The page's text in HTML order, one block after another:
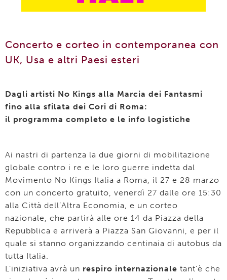
Concerto e corteo in contemporanea con
UK, Usa e altri Paesi esteri
Dagli artisti No Kings alla Marcia dei Fantasmi
fino alla sfilata dei Cori di Roma:
il programma completo e le info logistiche
Ai nastri di partenza la due giorni di mobilitazione
globale contro i re e le loro guerre indetta dal
Movimento No Kings Italia a Roma, il 27 e 28 marzo
con un concerto gratuito, venerdì 27 dalle ore 15:30
alla Città dell’Altra Economia, e un corteo
nazionale, che partirà alle ore 14 da Piazza della
Repubblica e arriverà a Piazza San Giovanni, e per il
quale si stanno organizzando centinaia di autobus da
tutta Italia.
L’iniziativa avrà un respiro internazionale tant’è che